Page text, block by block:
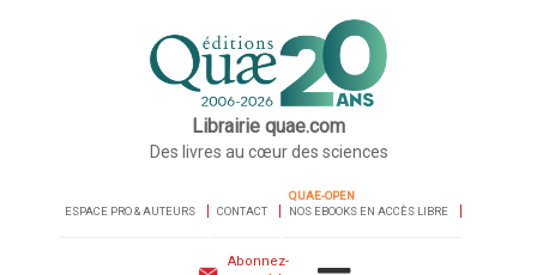
Librairie quae.com
Des livres au cœur des sciences
ESPACE PRO & AUTEURS CONTACT
QUAE-OPEN
NOS EBOOKS EN ACCÈS LIBRE
Abonnez-